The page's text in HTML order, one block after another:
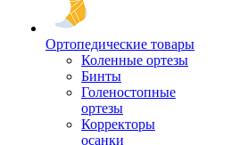
Ортопедические товары
Коленные ортезы
Бинты
Голеностопные
ортезы
Корректоры
осанки